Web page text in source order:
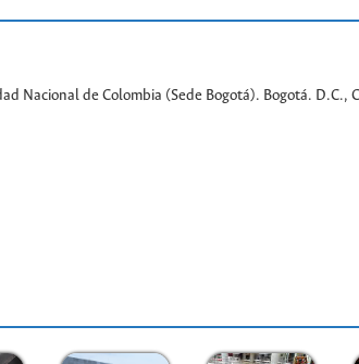
Nacional de Colombia (Sede Bogotá). Bogotá. D.C.,